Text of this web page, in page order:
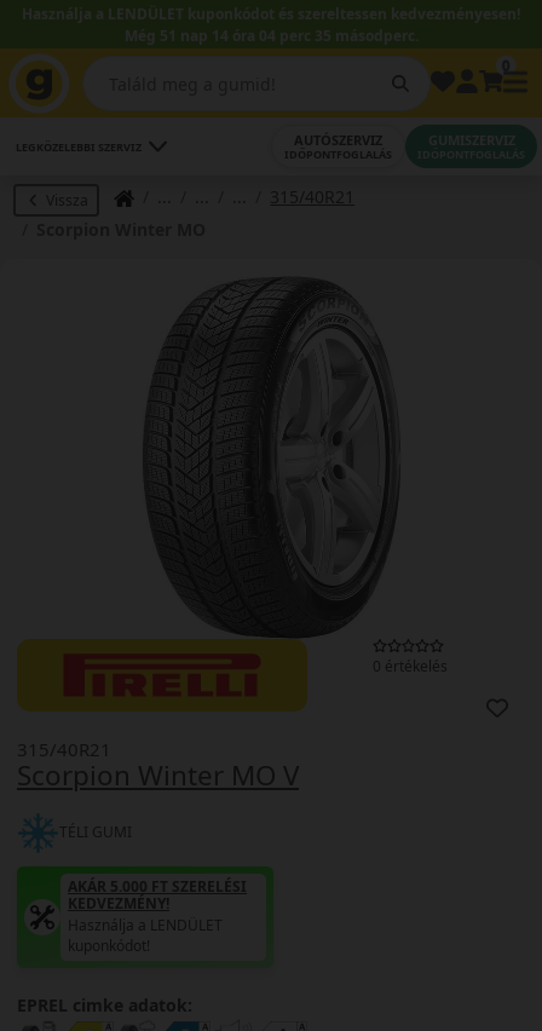
Használja a LENDÜLET kuponkódot és szereltessen kedvezményesen!
Még 51 nap 14 óra 04 perc 35 másodperc.
LEGKÖZELEBBI SZERVIZ AUTÓSZERVIZ
IDŐPONTFOGLALÁS
GUMISZERVIZ
IDŐPONTFOGLALÁS
Vissza
315/40R21
0 értékelés
Scorpion Winter MO V
315/40R21
TÉLI GUMI
AKÁR 5.000 FT SZERELÉSI
KEDVEZMÉNY!
Használja a LENDÜLET
kuponkódot!
EPREL cimke adatok: